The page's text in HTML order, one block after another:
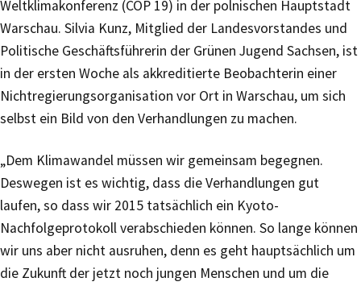
Weltklimakonferenz (COP 19) in der polnischen Hauptstadt
Warschau. Silvia Kunz, Mitglied der Landesvorstandes und
Politische Geschäftsführerin der Grünen Jugend Sachsen, ist
in der ersten Woche als akkreditierte Beobachterin einer
Nichtregierungsorganisation vor Ort in Warschau, um sich
selbst ein Bild von den Verhandlungen zu machen.
„Dem Klimawandel müssen wir gemeinsam begegnen.
Deswegen ist es wichtig, dass die Verhandlungen gut
laufen, so dass wir 2015 tatsächlich ein Kyoto-
Nachfolgeprotokoll verabschieden können. So lange können
wir uns aber nicht ausruhen, denn es geht hauptsächlich um
die Zukunft der jetzt noch jungen Menschen und um die